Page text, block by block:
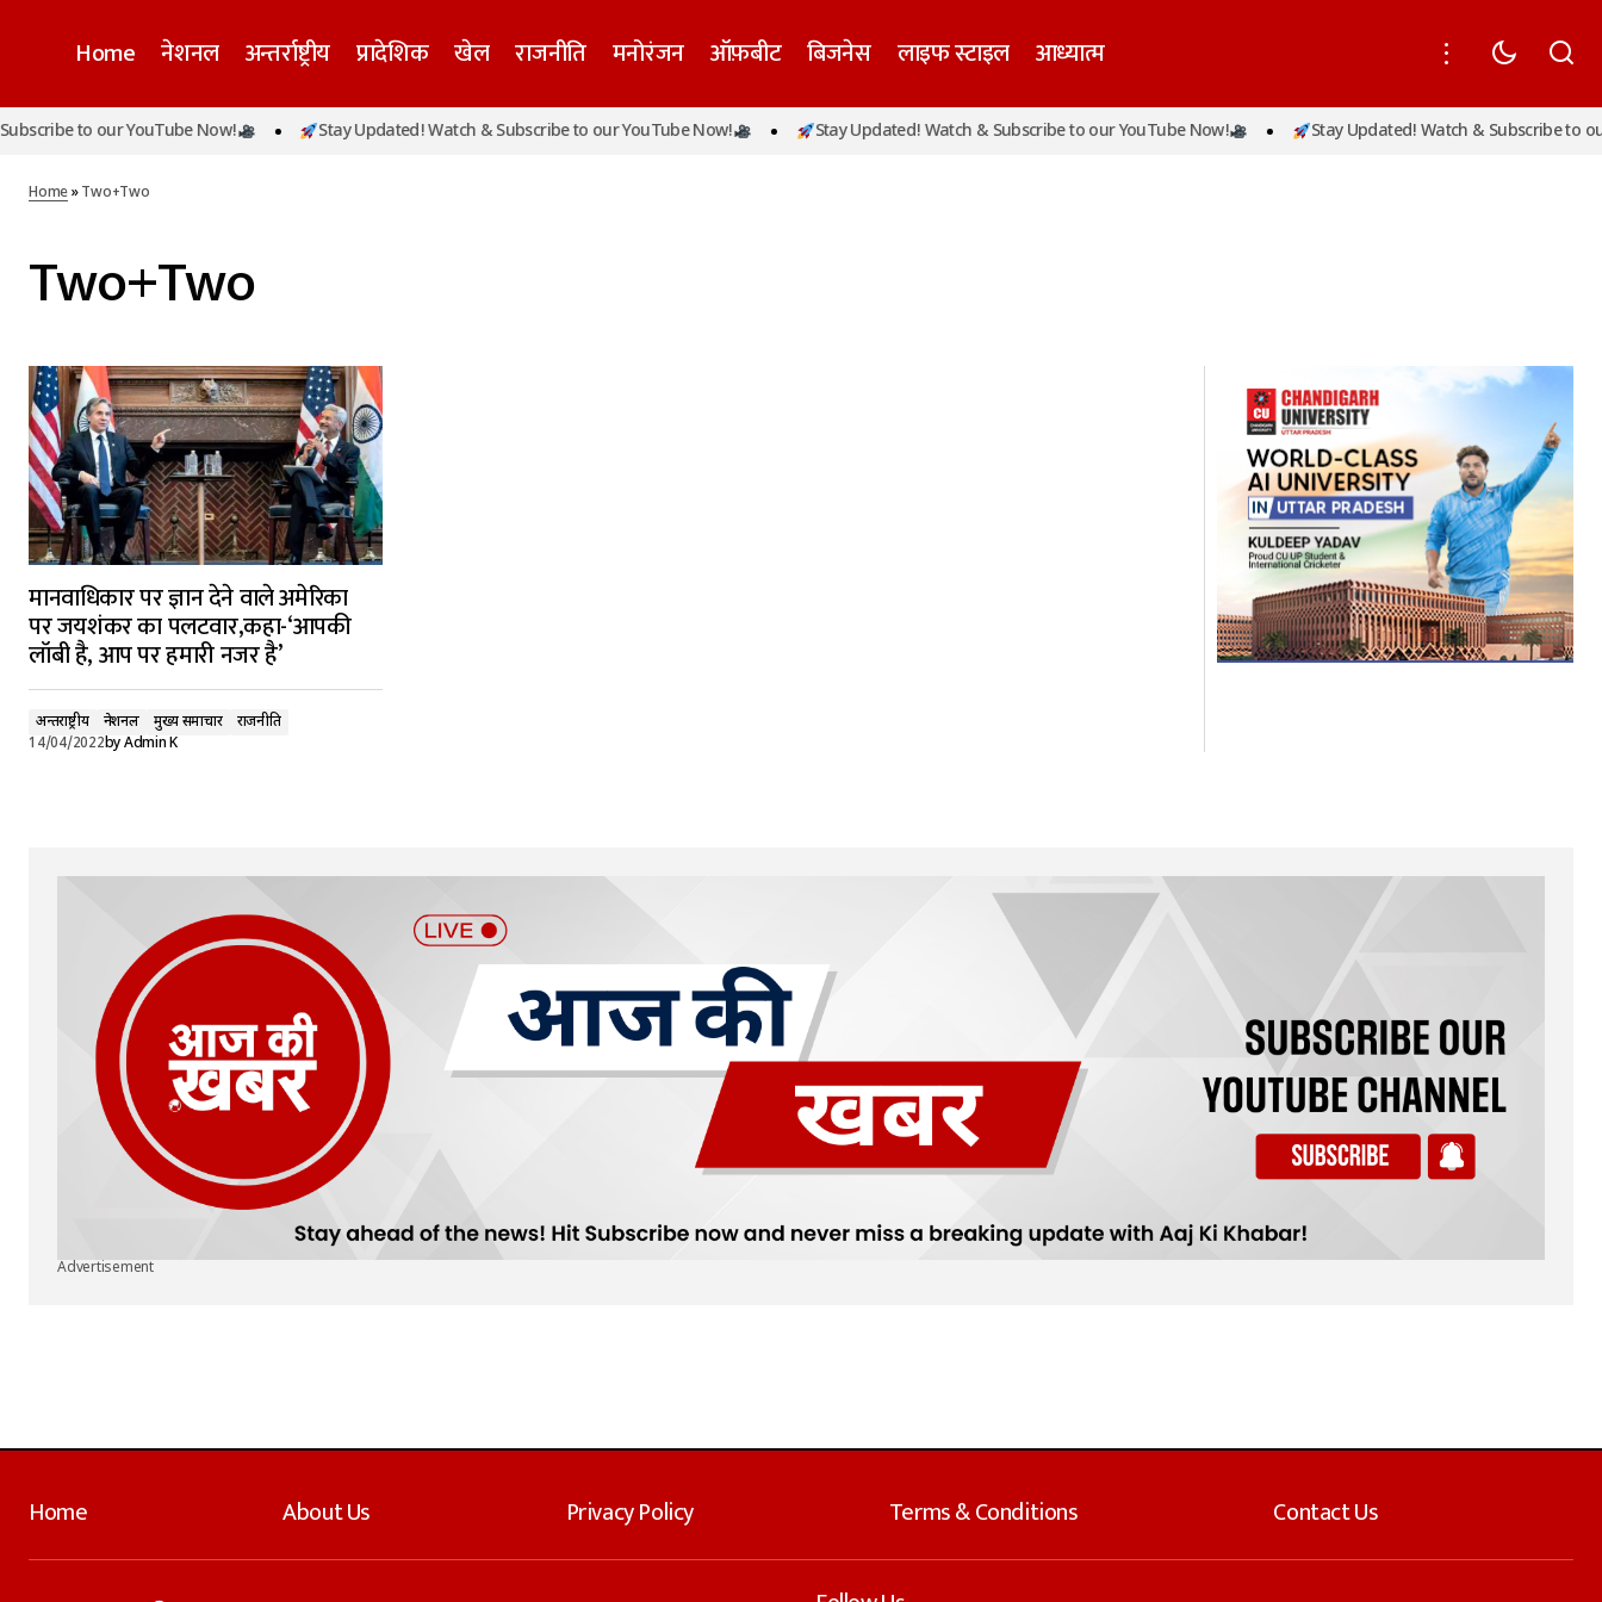
Home नेशनल अन्तर्राष्ट्रीय प्रादेशिक खेल राजनीति मनोरंजन ऑफ़बीट बिजनेस लाइफ स्टाइल आध्यात्म
to our YouTube Now! Stay Updated! Watch & Subscribe to our YouTube Now! Stay Updated! Watch & Subscribe to our YouTube Now! Stay Updated! Watch & Subscribe to our
Home»Two+Two
Two+Two
मानवाधिकार पर ज्ञान देने वाले अमेरिका
पर जयशंकर का पलटवार,कहा-‘आपकी
लॉबी है, आप पर हमारी नजर है’
अन्तर्राष्ट्रीय नेशनल मुख्य समाचार
राजनीति
14/04/2022byAdmin K
Advertisement
Home About Us Privacy Policy Terms & Conditions Contact Us